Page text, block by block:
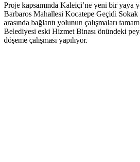
Proje kapsamında Kaleiçi’ne yeni bir yaya
Barbaros Mahallesi Kocatepe Geçidi
arasında bağlantı yolunun çalışmaları
Belediyesi eski Hizmet Binası önündeki
döşeme çalışması yapılıyor.